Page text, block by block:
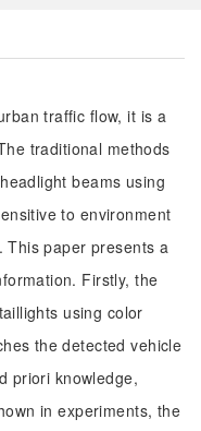
traffic flow, it is a
traditional methods
beams using
to environment
This paper presents a
Firstly, the
using color
the detected vehicle
priori knowledge,
in experiments, the